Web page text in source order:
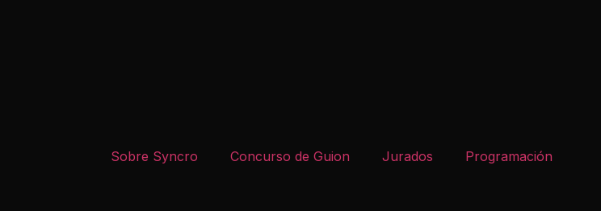
Sobre Syncro Concurso de Guion Jurados Programación